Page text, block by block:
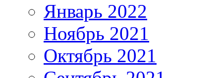
Январь 2022
Ноябрь 2021
Октябрь 2021